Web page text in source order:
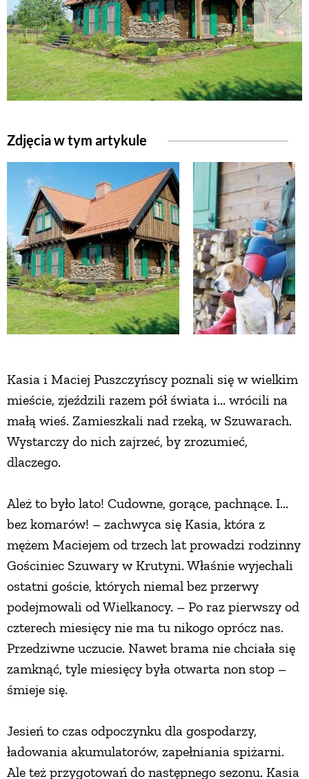
Zdjęcia w tym artykule
Kasia i Maciej Puszczyńscy poznali się w wielkim
mieście, zjeździli razem pół świata i... wrócili na
małą wieś. Zamieszkali nad rzeką, w Szuwarach.
Wystarczy do nich zajrzeć, by zrozumieć,
dlaczego.
Ależ to było lato! Cudowne, gorące, pachnące. I...
bez komarów! – zachwyca się Kasia, która z
mężem Maciejem od trzech lat prowadzi rodzinny
Gościniec Szuwary w Krutyni. Właśnie wyjechali
ostatni goście, których niemal bez przerwy
podejmowali od Wielkanocy. – Po raz pierwszy od
czterech miesięcy nie ma tu nikogo oprócz nas.
Przedziwne uczucie. Nawet brama nie chciała się
zamknąć, tyle miesięcy była otwarta non stop –
śmieje się.
Jesień to czas odpoczynku dla gospodarzy,
ładowania akumulatorów, zapełniania spiżarni.
Ale też przygotowań do następnego sezonu. Kasia